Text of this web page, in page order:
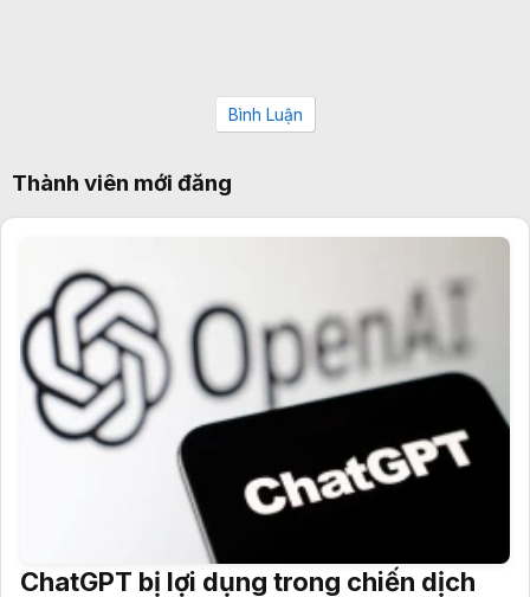
Bình Luận
Thành viên mới đăng
ChatGPT bị lợi dụng trong chiến dịch